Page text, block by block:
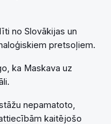
no Slovākijas un
pretsoļiem.
ka Maskava uz
nepamatoto,
kaitējošo